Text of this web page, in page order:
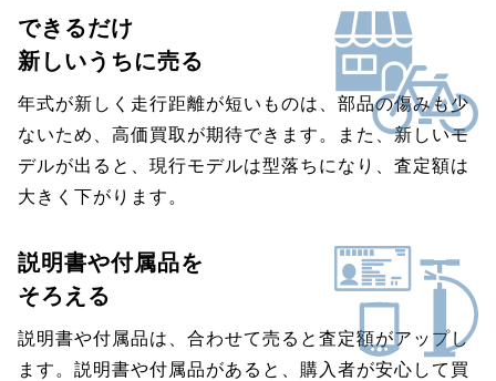
できるだけ
新しいうちに売る
年式が新しく走行距離が短いものは、部品の傷みも少
ないため、高価買取が期待できます。また、新しいモ
デルが出ると、現行モデルは型落ちになり、査定額は
大きく下がります。
説明書や付属品を
そろえる
説明書や付属品は、合わせて売ると査定額がアップし
ます。説明書や付属品があると、購入者が安心して買